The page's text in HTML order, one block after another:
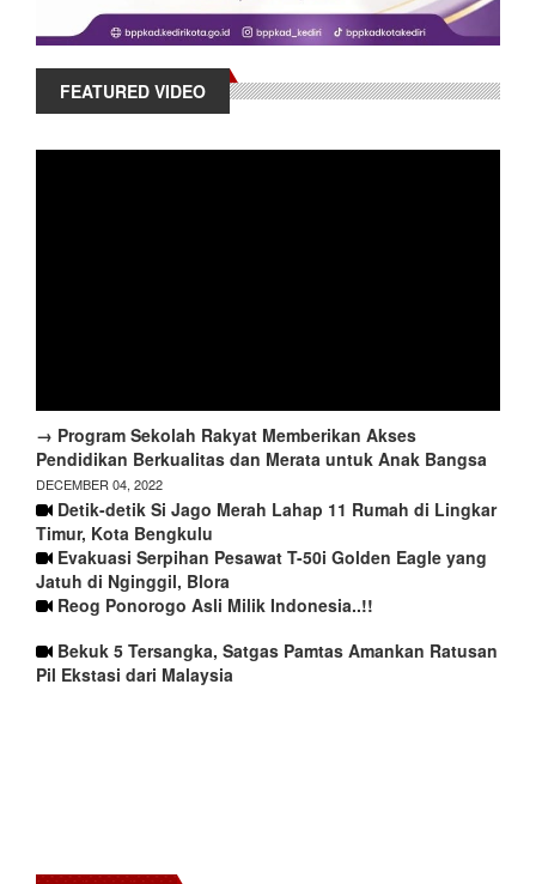
FEATURED VIDEO
→ Program Sekolah Rakyat Memberikan Akses
Pendidikan Berkualitas dan Merata untuk Anak Bangsa
DECEMBER 04, 2022
Detik-detik Si Jago Merah Lahap 11 Rumah di Lingkar
Timur, Kota Bengkulu
Evakuasi Serpihan Pesawat T-50i Golden Eagle yang
Jatuh di Nginggil, Blora
Reog Ponorogo Asli Milik Indonesia..!!
Bekuk 5 Tersangka, Satgas Pamtas Amankan Ratusan
Pil Ekstasi dari Malaysia